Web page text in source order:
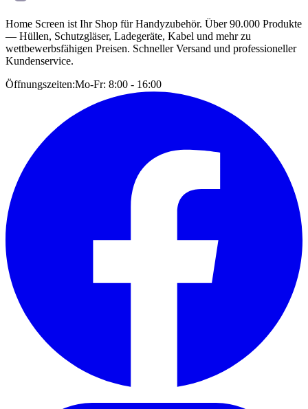
Home Screen ist Ihr Shop für Handyzubehör. Über 90.000 Produkte
— Hüllen, Schutzgläser, Ladegeräte, Kabel und mehr zu
wettbewerbsfähigen Preisen. Schneller Versand und professioneller
Kundenservice.
Öffnungszeiten:Mo-Fr: 8:00 - 16:00